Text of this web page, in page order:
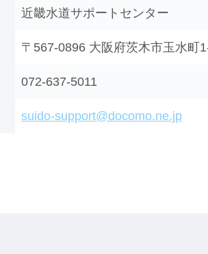
近畿水道サポートセンター
〒567-0896 大阪府茨木市玉水町
072-637-5011
suido-support@docomo.ne.jp